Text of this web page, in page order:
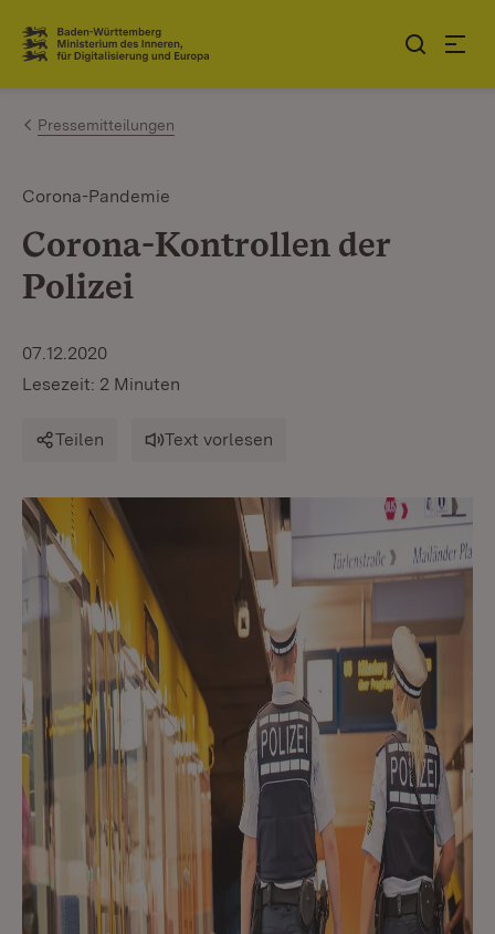
Zum Inhalt springen
Link zur Startseite
Pressemitteilungen
Corona-Pandemie
Corona-Kontrollen der
Polizei
07.12.2020
Lesezeit: 2 Minuten
Teilen Text vorlesen